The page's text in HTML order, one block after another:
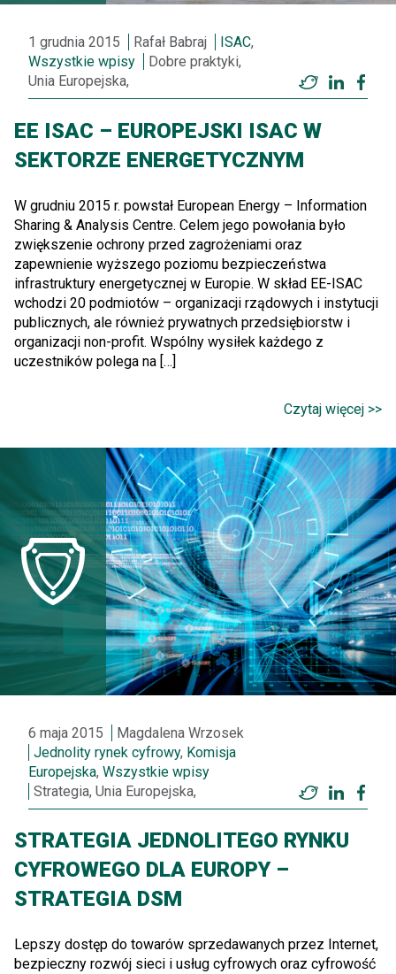
1 grudnia 2015 Rafał Babraj ISAC,
Wszystkie wpisy
Dobre praktyki,
Unia Europejska,
Twitter
EE ISAC – EUROPEJSKI ISAC W
SEKTORZE ENERGETYCZNYM
W grudniu 2015 r. powstał European Energy – Information
Sharing & Analysis Centre. Celem jego powołania było
zwiększenie ochrony przed zagrożeniami oraz
zapewnienie wyższego poziomu bezpieczeństwa
infrastruktury energetycznej w Europie. W skład EE-ISAC
wchodzi 20 podmiotów – organizacji rządowych i instytucji
publicznych, ale również prywatnych przedsiębiorstw i
organizacji non-profit. Wspólny wysiłek każdego z
uczestników polega na […]
Czytaj więcej >>
6 maja 2015
Magdalena Wrzosek
Jednolity rynek cyfrowy, Komisja
Europejska, Wszystkie wpisy
Strategia, Unia Europejska,
Twitter
STRATEGIA JEDNOLITEGO RYNKU
CYFROWEGO DLA EUROPY –
STRATEGIA DSM
Lepszy dostęp do towarów sprzedawanych przez Internet,
bezpieczny rozwój sieci i usług cyfrowych oraz cyfrowość